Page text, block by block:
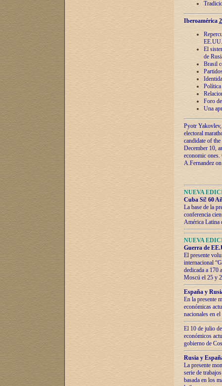
Iberoamérica
EE.UU.
El
de
Brasil
Política
Foro
Una
Pyotr
electoral
candidate of
December 10,
economic
A.Fernandez
NUEVA
Cuba Sí! 60
La base de la
conferencia
América Latina
NUEVA
Guerra de
El presente
internacional
dedicada a 170
Moscú el 25 y
España y
En la presente
económicas
nacionales en
El 10 de julio
económicos
gobierno de
Rusia y
La presente
serie de
basada en los